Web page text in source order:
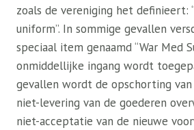
zoals de vereniging het definieert:
uniform”. In sommige gevallen
speciaal item genaamd “War Med
onmiddellijke ingang wordt
gevallen wordt de opschorting
niet-levering van de goederen
niet-acceptatie van de nieuwe